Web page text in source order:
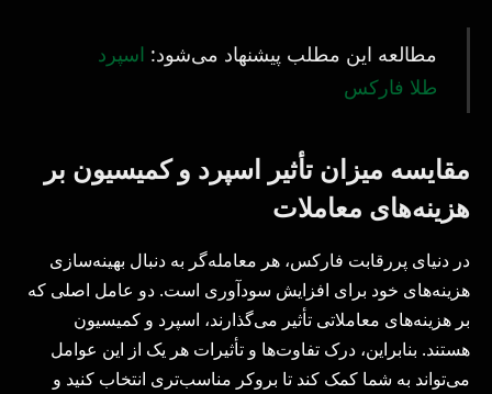
مطالعه این مطلب پیشنهاد می‌شود: اسپرد
طلا فارکس
مقایسه میزان تأثیر اسپرد و کمیسیون بر
هزینه‌های معاملات
در دنیای پررقابت فارکس، هر معامله‌گر به دنبال بهینه‌سازی
هزینه‌های خود برای افزایش سودآوری است. دو عامل اصلی که
بر هزینه‌های معاملاتی تأثیر می‌گذارند، اسپرد و کمیسیون
هستند. بنابراین، درک تفاوت‌ها و تأثیرات هر یک از این عوامل
می‌تواند به شما کمک کند تا بروکر مناسب‌تری انتخاب کنید و